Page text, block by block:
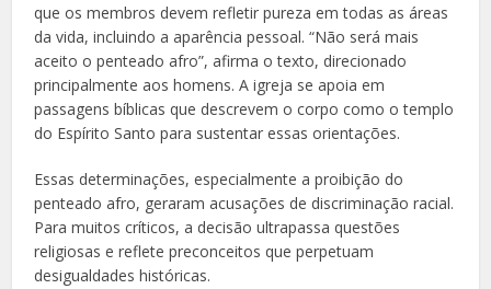
que os membros devem refletir pureza em todas as áreas
da vida, incluindo a aparência pessoal. “Não será mais
aceito o penteado afro”, afirma o texto, direcionado
principalmente aos homens. A igreja se apoia em
passagens bíblicas que descrevem o corpo como o templo
do Espírito Santo para sustentar essas orientações.
Essas determinações, especialmente a proibição do
penteado afro, geraram acusações de discriminação racial.
Para muitos críticos, a decisão ultrapassa questões
religiosas e reflete preconceitos que perpetuam
desigualdades históricas.